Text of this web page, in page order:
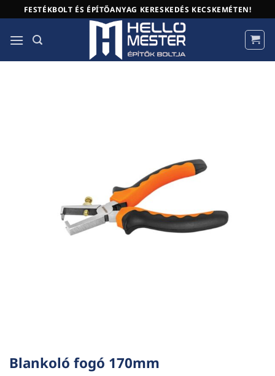
to
content
FESTÉKBOLT ÉS ÉPÍTŐANYAG KERESKEDÉS KECSKEMÉTEN!
Blankoló fogó 170mm